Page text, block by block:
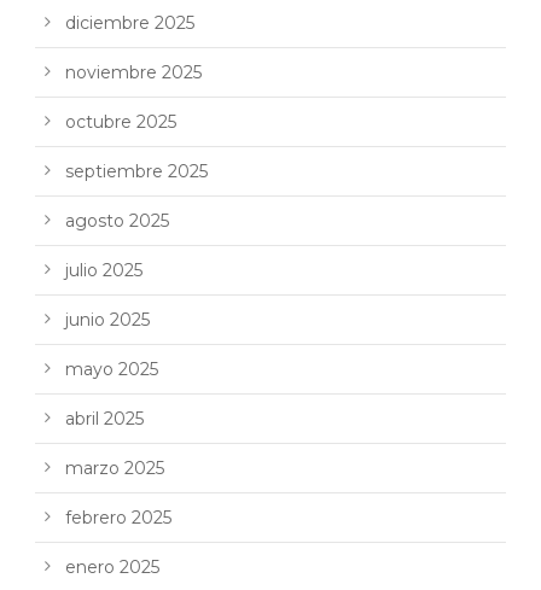
diciembre 2025
noviembre 2025
octubre 2025
septiembre 2025
agosto 2025
julio 2025
junio 2025
mayo 2025
abril 2025
marzo 2025
febrero 2025
enero 2025